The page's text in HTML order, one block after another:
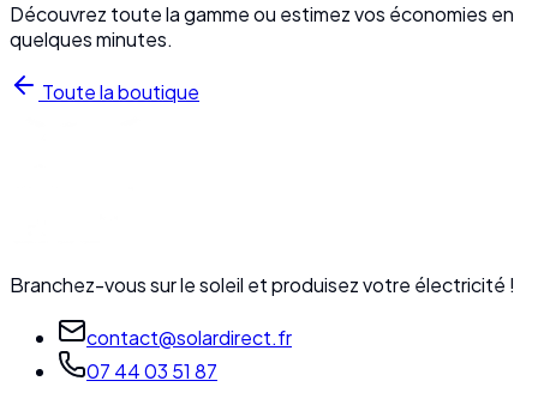
Découvrez toute la gamme ou estimez vos économies en
quelques minutes.
Toute la boutique
Branchez-vous sur le soleil et produisez votre électricité !
contact@solardirect.fr
07 44 03 51 87